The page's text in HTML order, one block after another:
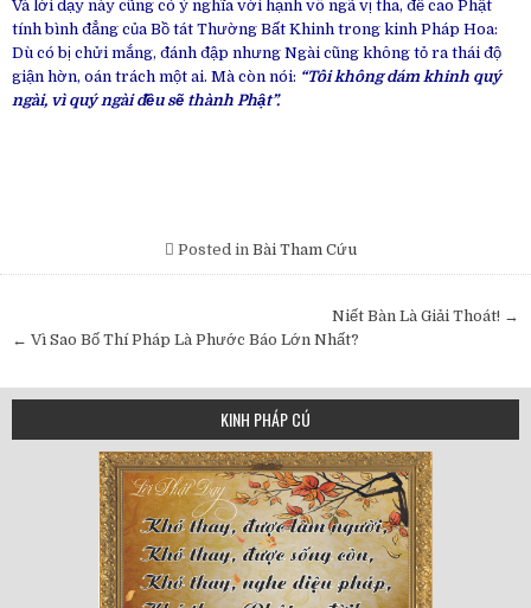
Và lời dạy này cũng có ý nghĩa với hạnh vô ngã vị tha, đề cao Phật
tính bình đẳng của Bồ tát Thường Bất Khinh trong kinh Pháp Hoa:
Dù có bị chửi mắng, đánh đập nhưng Ngài cũng không tỏ ra thái độ
giận hờn, oán trách một ai. Mà còn nói: “Tôi không dám khinh quý
ngài, vì quý ngài đều sẽ thành Phật”.
Posted in Bài Tham Cứu
navigation
Niết Bàn Là Giải Thoát! →
← Vì Sao Bố Thí Pháp Là Phước Báo Lớn Nhất?
KINH PHÁP CÚ